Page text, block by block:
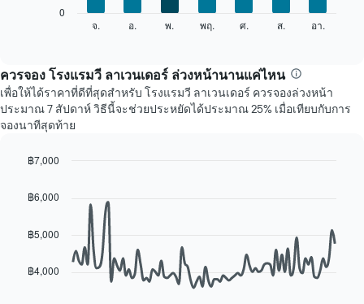
เดือน
แผนภูมิ
มี
แกน
แกน
ดง
เฉลี่ย
พัก
แผนภูมิ
แสดง
ราคา
เฉลี่ย
ของ
ห้อง
ใน
วัน
แผนภูมิ
แกน
จ. อ. พ. พฤ. ศ. ส. อา.
0
ควรจอง โรงแรมวี ลาเวนเดอร์ ล่วงหน้านานแค่ไหน
เพื่อให้ได้ราคาที่ดีที่สุดสำหรับ โรงแรมวี ลาเวนเดอร์ ควรจองล่วงหน้า
ประมาณ 7 สัปดาห์ วิธีนี้จะช่วยประหยัดได้ประมาณ 25% เมื่อเทียบกับการ
จองนาทีสุดท้าย
chart
with
data
points.
แผนภูมิ
฿4,000
฿5,000
฿6,000
฿7,000